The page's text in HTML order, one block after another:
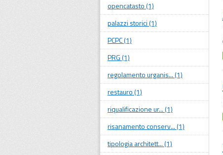
opencatasto (1)
palazzi storici (1)
PCPC (1)
PRG (1)
regolamento urganis... (1)
restauro (1)
riqualificazione ur... (1)
risanamento conserv... (1)
tipologia architett... (1)